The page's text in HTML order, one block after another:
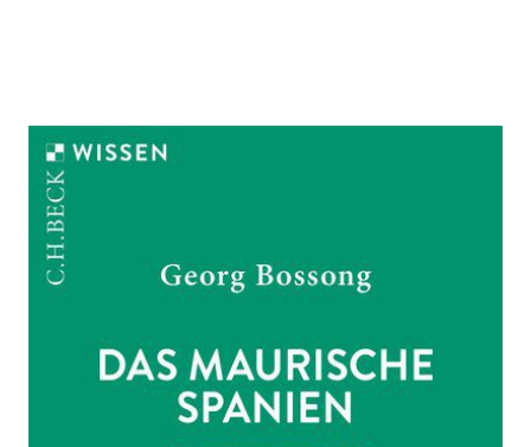
Das Maurische Spanien
Georg Bossong